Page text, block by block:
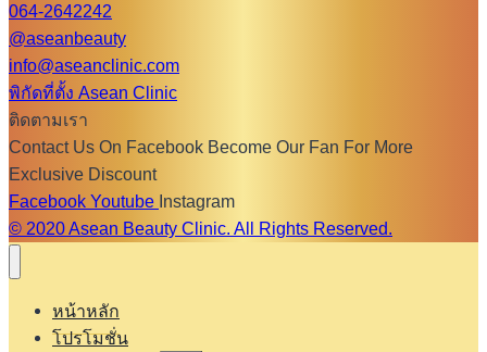
064-2642242
@aseanbeauty
info@aseanclinic.com
พิกัดที่ตั้ง Asean Clinic
ติดตามเรา
Contact Us On Facebook Become Our Fan For More
Exclusive Discount
Facebook Youtube Instagram
© 2020 Asean Beauty Clinic. All Rights Reserved.
หน้าหลัก
โปรโมชั่น